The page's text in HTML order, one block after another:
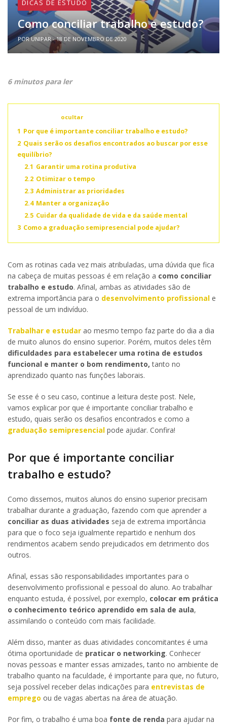
DICAS DE ESTUDO
Como conciliar trabalho e estudo?
POR UNIPAR - 18 DE NOVEMBRO DE 2020
6 minutos para ler
ocultar
1 Por que é importante conciliar trabalho e estudo?
2 Quais serão os desafios encontrados ao buscar por esse
equilíbrio?
2.1 Garantir uma rotina produtiva
2.2 Otimizar o tempo
2.3 Administrar as prioridades
2.4 Manter a organização
2.5 Cuidar da qualidade de vida e da saúde mental
3 Como a graduação semipresencial pode ajudar?
Com as rotinas cada vez mais atribuladas, uma dúvida que fica
na cabeça de muitas pessoas é em relação a como conciliar
trabalho e estudo. Afinal, ambas as atividades são de
extrema importância para o desenvolvimento profissional e
pessoal de um indivíduo.
Trabalhar e estudar ao mesmo tempo faz parte do dia a dia
de muito alunos do ensino superior. Porém, muitos deles têm
dificuldades para estabelecer uma rotina de estudos
funcional e manter o bom rendimento, tanto no
aprendizado quanto nas funções laborais.
Se esse é o seu caso, continue a leitura deste post. Nele,
vamos explicar por que é importante conciliar trabalho e
estudo, quais serão os desafios encontrados e como a
graduação semipresencial pode ajudar. Confira!
Por que é importante conciliar
trabalho e estudo?
Como dissemos, muitos alunos do ensino superior precisam
trabalhar durante a graduação, fazendo com que aprender a
conciliar as duas atividades seja de extrema importância
para que o foco seja igualmente repartido e nenhum dos
rendimentos acabem sendo prejudicados em detrimento dos
outros.
Afinal, essas são responsabilidades importantes para o
desenvolvimento profissional e pessoal do aluno. Ao trabalhar
enquanto estuda, é possível, por exemplo, colocar em prática
o conhecimento teórico aprendido em sala de aula,
assimilando o conteúdo com mais facilidade.
Além disso, manter as duas atividades concomitantes é uma
ótima oportunidade de praticar o networking. Conhecer
novas pessoas e manter essas amizades, tanto no ambiente de
trabalho quanto na faculdade, é importante para que, no futuro,
seja possível receber delas indicações para entrevistas de
emprego ou de vagas abertas na área de atuação.
Por fim, o trabalho é uma boa fonte de renda para ajudar na